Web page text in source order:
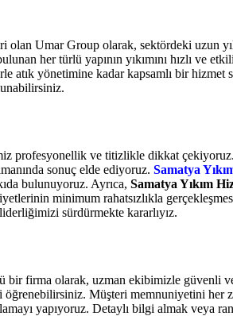
olan Umar Group olarak, sektördeki
her türlü yapının yıkımını hızlı ve
atık yönetimine kadar kapsamlı bir hizmet
profesyonellik ve titizlikle dikkat
sonuç elde ediyoruz. Samatya
bulunuyoruz. Ayrıca, Samatya Yıkım
minimum rahatsızlıkla
sürdürmekte kararlıyız.
bir firma olarak, uzman ekibimizle güvenli
Müşteri memnuniyetini her
yapıyoruz. Detaylı bilgi almak veya